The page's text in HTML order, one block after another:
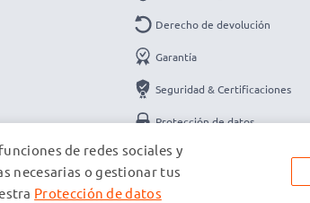
Derecho de devolución
Garantía
Seguridad & Certificaciones
Protección de datos
Datos de la empresa
de redes sociales y
necesarias o gestionar tus
Protección de datos